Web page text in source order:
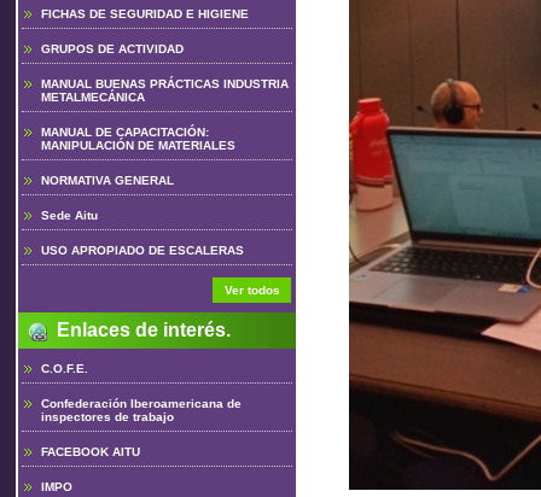
FICHAS DE SEGURIDAD E HIGIENE
GRUPOS DE ACTIVIDAD
MANUAL BUENAS PRÁCTICAS INDUSTRIA
METALMECÁNICA
MANUAL DE CAPACITACIÓN:
MANIPULACIÓN DE MATERIALES
NORMATIVA GENERAL
Sede Aitu
USO APROPIADO DE ESCALERAS
Ver todos
Enlaces de interés.
C.O.F.E.
Confederación Iberoamericana de
inspectores de trabajo
FACEBOOK AITU
IMPO